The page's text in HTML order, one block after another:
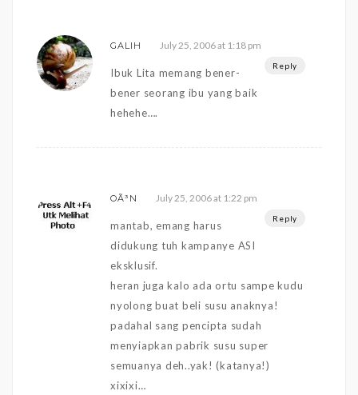
GALIH July 25, 2006 at 1:18 pm
Reply
Ibuk Lita memang bener-
bener seorang ibu yang baik
hehehe….
OÃ³N July 25, 2006 at 1:22 pm
Reply
mantab, emang harus
didukung tuh kampanye ASI
eksklusif.
heran juga kalo ada ortu sampe kudu
nyolong buat beli susu anaknya!
padahal sang pencipta sudah
menyiapkan pabrik susu super
semuanya deh..yak! (katanya!)
xixixi…